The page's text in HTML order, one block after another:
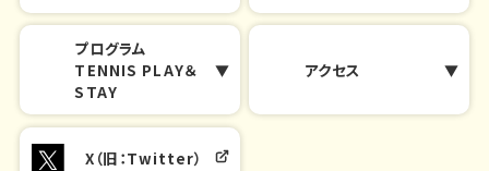
プログラム
TENNIS PLAY＆
STAY
アクセス
X（旧：Twitter）